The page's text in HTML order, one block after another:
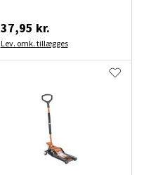
37,95 kr.
Lev. omk. tillægges